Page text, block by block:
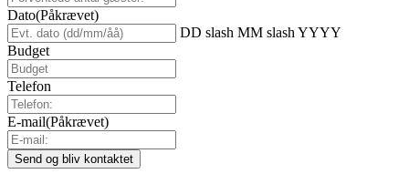
Dato(Påkrævet)
DD slash MM slash YYYY
Budget
Telefon
E-mail(Påkrævet)